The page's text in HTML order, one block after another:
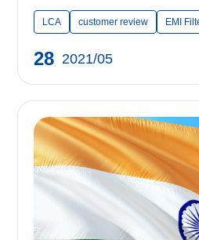
28 2021/05
了。” ——来自日本的客户
LCA customer review EMI